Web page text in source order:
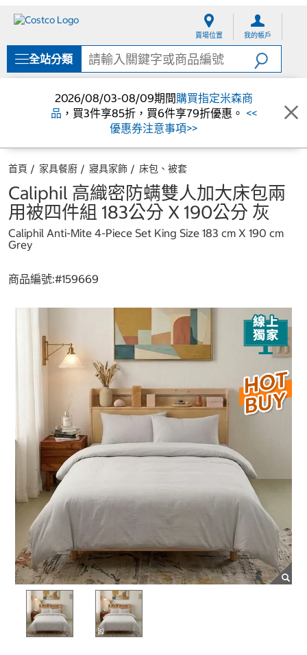
單
賣場位置 我的帳戶
全站分類
2026/08/03-08/09期間購買指定米森商
品 ，買3件享85折，買6件享79折優惠。 <<
優惠券注意事項>>
首頁 家具餐廚 寢具家飾 床包、被套
Caliphil 高織密防螨雙人加大床包兩
用被四件組 183公分 X 190公分 灰
Caliphil Anti-Mite 4-Piece Set King Size 183 cm X 190 cm
Grey
商品編號:#159669